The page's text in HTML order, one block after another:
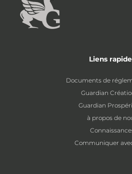
Liens
Documents de
Guardian
Guardian
à propos de
Communiquer